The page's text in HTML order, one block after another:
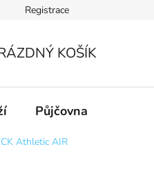
odstoupení od kupní smlouvy
Registrace
KOŠÍK
Půjčovna
Athletic AIR